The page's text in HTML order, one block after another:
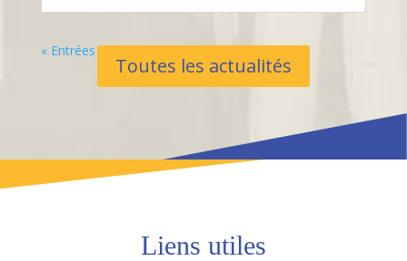
« Entrées Plus Anciennes
Toutes les actualités
Liens utiles